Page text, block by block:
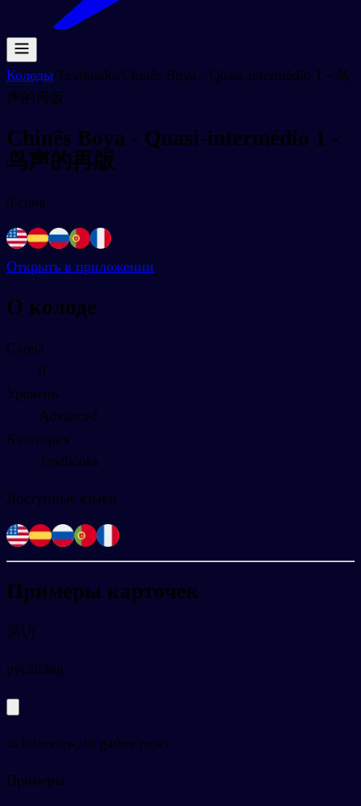
Колоды/Textbooks/Chinês Boya - Quasi-intermédio 1 - 鸟
声的再版
Chinês Boya - Quasi-intermédio 1 -
鸟声的再版
0 слов
Открыть в приложении
О колоде
Слова
0
Уровень
Advanced
Категория
Textbooks
Доступные языки
Примеры карточек
采访
pycǎifǎng
to interview, to gather news
Примеры